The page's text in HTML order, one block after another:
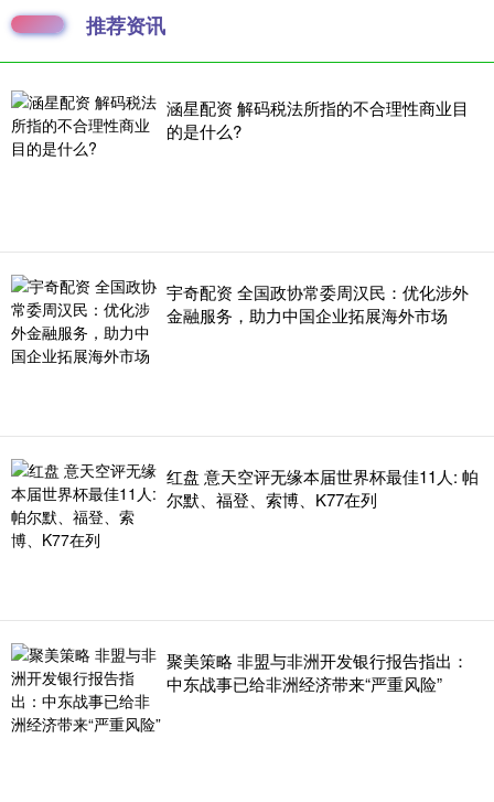
推荐资讯
涵星配资 解码税法所指的不合理性商业目
的是什么?
宇奇配资 全国政协常委周汉民：优化涉外
金融服务，助力中国企业拓展海外市场
红盘 意天空评无缘本届世界杯最佳11人: 帕
尔默、福登、索博、K77在列
聚美策略 非盟与非洲开发银行报告指出：
中东战事已给非洲经济带来“严重风险”